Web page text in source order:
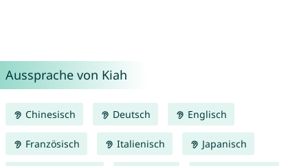
Aussprache von Kiah
Chinesisch Deutsch Englisch
Französisch Italienisch Japanisch